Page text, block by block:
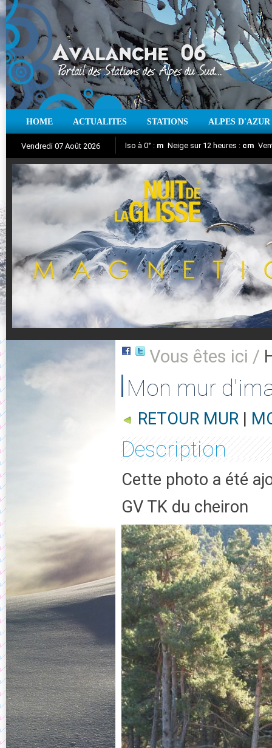
HOME ACTUALITES STATIONS ALPES D'AZUR
Vendredi 07 Août 2026
Aujourd'hui : T° Min : °C T° Max :°C
Iso à 0° : m Neige sur 12 heures : cm
Suivez en direct l'actualité des stations
Nuit de la Glisse 2018
Vous êtes ici /
Mon mur
RETOUR MUR |
Description
Cette photo a été
GV TK du cheiron